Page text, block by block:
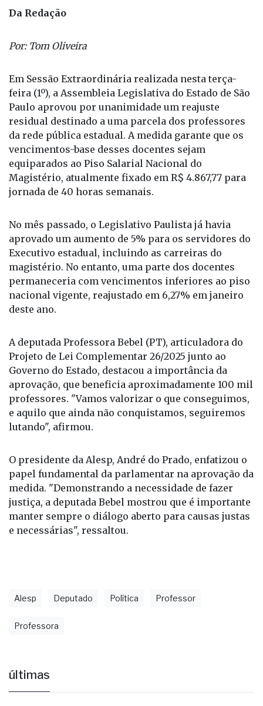
Da Redação
Por: Tom Oliveira
Em Sessão Extraordinária realizada nesta terça-
feira (1º), a Assembleia Legislativa do Estado de São
Paulo aprovou por unanimidade um reajuste
residual destinado a uma parcela dos professores
da rede pública estadual. A medida garante que os
vencimentos-base desses docentes sejam
equiparados ao Piso Salarial Nacional do
Magistério, atualmente fixado em R$ 4.867,77 para
jornada de 40 horas semanais.
No mês passado, o Legislativo Paulista já havia
aprovado um aumento de 5% para os servidores do
Executivo estadual, incluindo as carreiras do
magistério. No entanto, uma parte dos docentes
permaneceria com vencimentos inferiores ao piso
nacional vigente, reajustado em 6,27% em janeiro
deste ano.
A deputada Professora Bebel (PT), articuladora do
Projeto de Lei Complementar 26/2025 junto ao
Governo do Estado, destacou a importância da
aprovação, que beneficia aproximadamente 100 mil
professores. "Vamos valorizar o que conseguimos,
e aquilo que ainda não conquistamos, seguiremos
lutando", afirmou.
O presidente da Alesp, André do Prado, enfatizou o
papel fundamental da parlamentar na aprovação da
medida. "Demonstrando a necessidade de fazer
justiça, a deputada Bebel mostrou que é importante
manter sempre o diálogo aberto para causas justas
e necessárias", ressaltou.
Alesp Deputado Política Professor
Professora
últimas